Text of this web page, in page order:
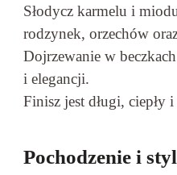
Słodycz karmelu i
rodzynek, orzechów
Dojrzewanie w
i elegancji.
Finisz jest długi,
Pochodzenie i styl